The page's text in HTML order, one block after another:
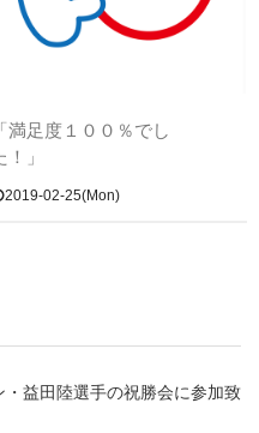
「満足度１００％でし
！」
2019-02-25(Mon)
・益田陸選手の祝勝会に参加致